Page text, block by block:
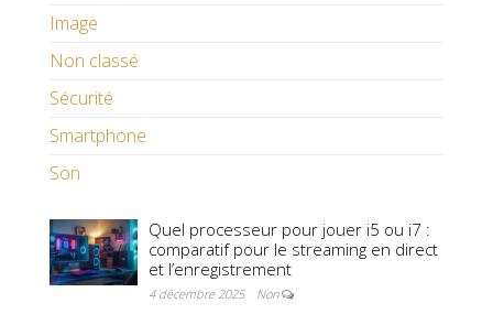
Image
Non classé
Sécurité
Smartphone
Son
Quel processeur pour jouer i5 ou i7 :
comparatif pour le streaming en direct
et l’enregistrement
4 décembre 2025 Non